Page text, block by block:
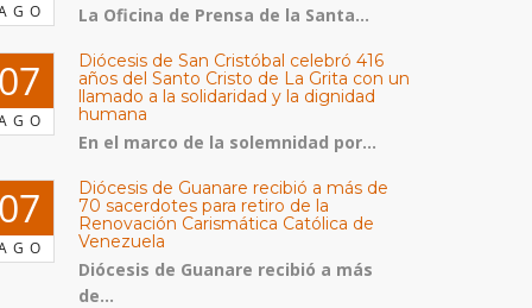
La Oficina de Prensa de la Santa...
Diócesis de San Cristóbal celebró 416
años del Santo Cristo de La Grita con un
llamado a la solidaridad y la dignidad
humana
En el marco de la solemnidad por...
Diócesis de Guanare recibió a más de
70 sacerdotes para retiro de la
Renovación Carismática Católica de
Venezuela
Diócesis de Guanare recibió a más
de...